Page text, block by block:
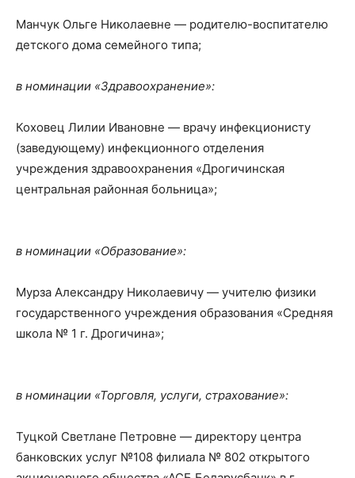
Манчук Ольге Николаевне — родителю-воспитателю
детского дома семейного типа;
в номинации «Здравоохранение»:
Коховец Лилии Ивановне — врачу инфекционисту
(заведующему) инфекционного отделения
учреждения здравоохранения «Дрогичинская
центральная районная больница»;
в номинации «Образование»:
Мурза Александру Николаевичу — учителю физики
государственного учреждения образования «Средняя
школа № 1 г. Дрогичина»;
в номинации «Торговля, услуги, страхование»:
Туцкой Светлане Петровне — директору центра
банковских услуг №108 филиала № 802 открытого